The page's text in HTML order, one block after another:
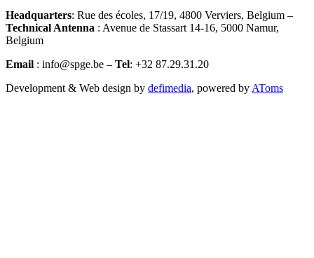
Headquarters: Rue des écoles, 17/19, 4800 Verviers, Belgium –
Technical Antenna : Avenue de Stassart 14-16, 5000 Namur,
Belgium
Email : info@spge.be – Tel: +32 87.29.31.20
Development & Web design by defimedia, powered by AToms